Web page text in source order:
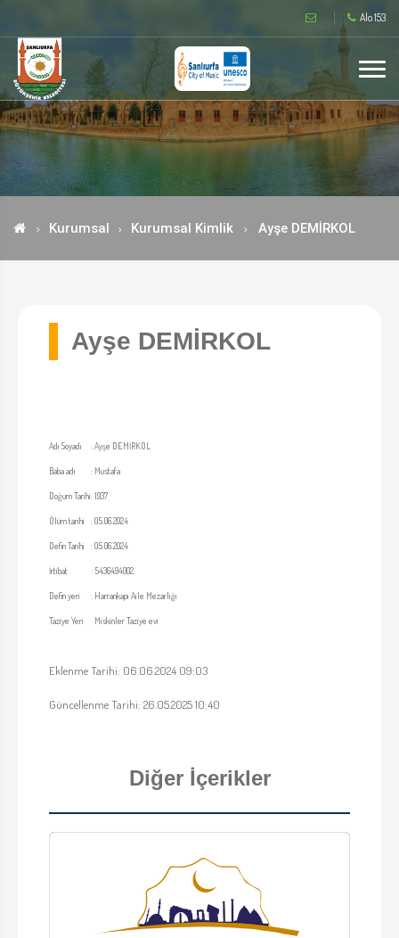
Alo 153
Kurumsal Kurumsal Kimlik Ayşe DEMİRKOL
Ayşe DEMİRKOL
Adı Soyadı :Ayşe DEMİRKOL
Baba adı : Mustafa
Doğum Tarihi:1937
Ölüm tarihi :05.06.2024
Defin Tarihi :05.06.2024
İrtibat :5436494002
Defin yeri : Harrankapı Aile Mezarlığı
Taziye Yeri Miskinler Taziye evi
Eklenme Tarihi: 06.06.2024 09:03
Güncellenme Tarihi: 26.05.2025 10:40
Diğer İçerikler